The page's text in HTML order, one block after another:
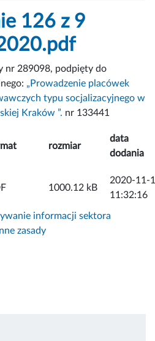
126 z 9
nr 289098, podpięty do
„Prowadzenie placówek
typu socjalizacyjnego w
Kraków ”. nr 133441
rozmiar
data
dodania
ZAŁĄCZNIK1000.12 kB
2020-11-
11:32:16
informacji sektora
zasady